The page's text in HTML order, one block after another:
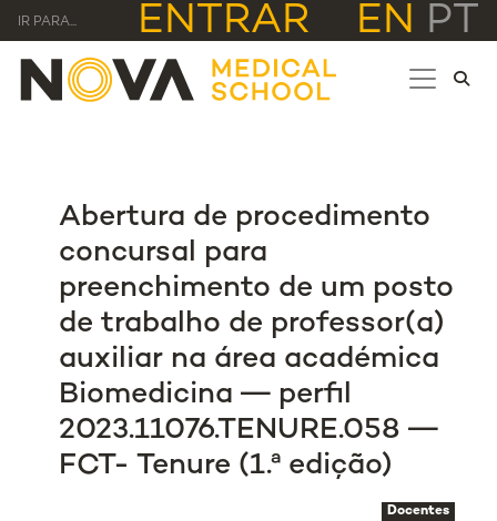
IR PARA... ENTRAR EN PT
Abertura de procedimento
concursal para
preenchimento de um posto
de trabalho de professor(a)
auxiliar na área académica
Biomedicina ― perfil
2023.11076.TENURE.058 ―
FCT- Tenure (1.ª edição)
Docentes